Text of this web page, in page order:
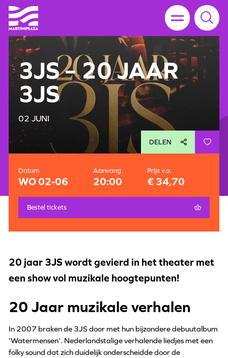
3JS – 20 JAAR
3JS
02 JUNI
20 jaar 3JS wordt gevierd in het theater met
een show vol muzikale hoogtepunten!
20 Jaar muzikale verhalen
In 2007 braken de 3JS door met hun bijzondere debuutalbum
‘Watermensen’. Nederlandstalige verhalende liedjes met een
folky sound dat zich duidelijk onderscheidde door de
DELEN
Datum
WO 02-06
Aanvang
20:00
Prijs v.a.
€ 34,70
Bestel tickets